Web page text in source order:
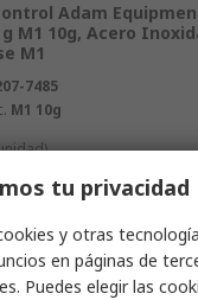
Adam
M1 10g, Acero
M1
7485
M1 10g
30,52 €/
tu privacidad
y otras
en páginas de
Puedes elegir las